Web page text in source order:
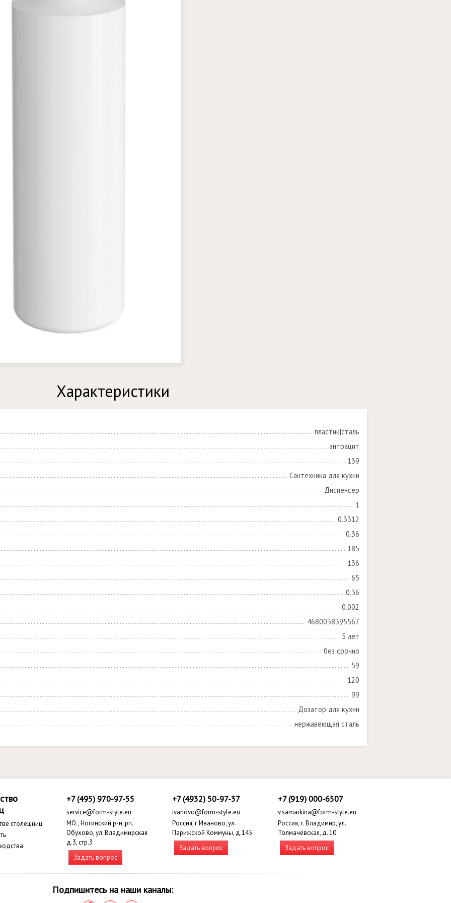
Характеристики
пластик|сталь
антрацит
139
Сантехника для кухни
Диспенсер
1
0.3312
0.36
185
136
65
0.36
0.002
4680038395567
5 лет
без срочно
59
120
99
Дозатор для кухни
нержавеющая сталь
столешниц
+7 (495) 970-97-55
service@form-style.eu
МО., Ногинский р-н, рп.
Обухово, ул. Владимирская
д.3, стр.3
Задать вопрос
+7 (4932) 50-97-37
ivanovo@form-style.eu
Россия, г.Иваново, ул.
Парижской Коммуны, д.145
Задать вопрос
+7 (919) 000-6507
v.samarkina@form-style.eu
Россия, г. Владимир, ул.
Толмачёвская, д. 10
Задать вопрос
Подпишитесь на наши каналы: